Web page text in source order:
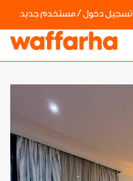
تسجيل دخول/مستخدم جديد